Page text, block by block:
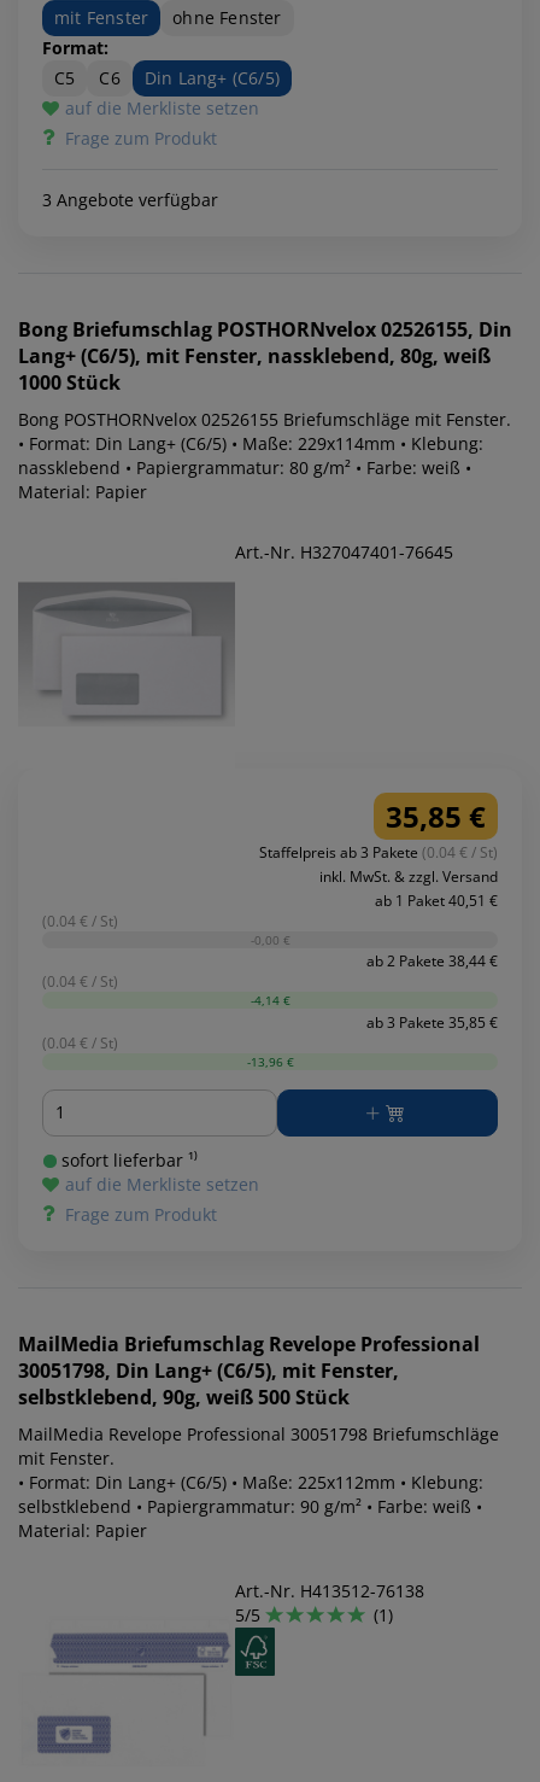
mit Fenster
ohne Fenster
Format:
C5
C6
Din Lang+ (C6/5)
auf die Merkliste setzen
Frage zum Produkt
3 Angebote verfügbar
Bong Briefumschlag POSTHORNvelox 02526155, Din
Lang+ (C6/5), mit Fenster, nassklebend, 80g, weiß
1000 Stück
Bong POSTHORNvelox 02526155 Briefumschläge mit Fenster.
• Format: Din Lang+ (C6/5) • Maße: 229x114mm • Klebung:
nassklebend • Papiergrammatur: 80 g/m² • Farbe: weiß •
Material: Papier
Art.-Nr. H327047401-76645
35,85 €
Staffelpreis ab 3 Pakete (0.04 € / St)
inkl. MwSt. & zzgl. Versand
ab 1 Paket 40,51 €
(0.04 € / St)
-0,00 €
ab 2 Pakete 38,44 €
(0.04 € / St)
-4,14 €
ab 3 Pakete 35,85 €
(0.04 € / St)
-13,96 €
Menge
sofort lieferbar ¹⁾
auf die Merkliste setzen
Frage zum Produkt
MailMedia Briefumschlag Revelope Professional
30051798, Din Lang+ (C6/5), mit Fenster,
selbstklebend, 90g, weiß 500 Stück
MailMedia Revelope Professional 30051798 Briefumschläge
mit Fenster.
• Format: Din Lang+ (C6/5) • Maße: 225x112mm • Klebung:
selbstklebend • Papiergrammatur: 90 g/m² • Farbe: weiß •
Material: Papier
Art.-Nr. H413512-76138
5/5
(1)